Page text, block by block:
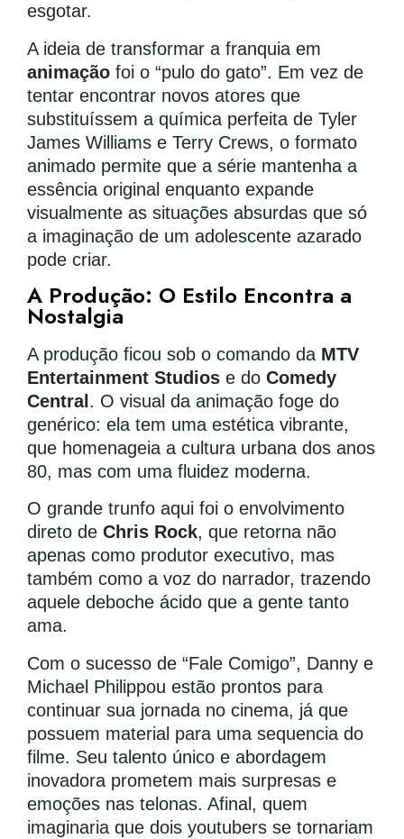
esgotar.
A ideia de transformar a franquia em
animação foi o “pulo do gato”. Em vez de
tentar encontrar novos atores que
substituíssem a química perfeita de Tyler
James Williams e Terry Crews, o formato
animado permite que a série mantenha a
essência original enquanto expande
visualmente as situações absurdas que só
a imaginação de um adolescente azarado
pode criar.
A Produção: O Estilo Encontra a
Nostalgia
A produção ficou sob o comando da MTV
Entertainment Studios e do Comedy
Central . O visual da animação foge do
genérico: ela tem uma estética vibrante,
que homenageia a cultura urbana dos anos
80, mas com uma fluidez moderna.
O grande trunfo aqui foi o envolvimento
direto de Chris Rock, que retorna não
apenas como produtor executivo, mas
também como a voz do narrador, trazendo
aquele deboche ácido que a gente tanto
ama.
Com o sucesso de “Fale Comigo”, Danny e
Michael Philippou estão prontos para
continuar sua jornada no cinema, já que
possuem material para uma sequencia do
filme. Seu talento único e abordagem
inovadora prometem mais surpresas e
emoções nas telonas. Afinal, quem
imaginaria que dois youtubers se tornariam